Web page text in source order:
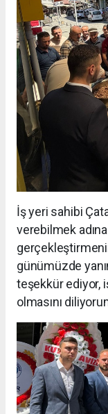
İş yeri sahibi
verebilmek adına
günümüzde
teşekkür ediyor,
olmasını